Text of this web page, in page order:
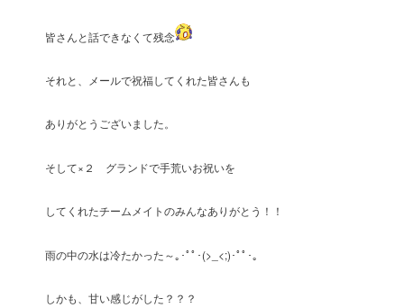
皆さんと話できなくて残念
それと、メールで祝福してくれた皆さんも
ありがとうございました。
そして×２ グランドで手荒いお祝いを
してくれたチームメイトのみんなありがとう！！
雨の中の水は冷たかった～｡･ﾟﾟ･(>_<;)･ﾟﾟ･｡
しかも、甘い感じがした？？？